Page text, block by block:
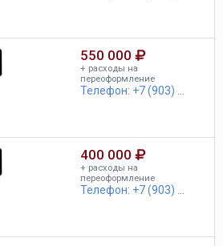
550 000
+ расходы на
переоформление
Телефон: +7 (903) ...
400 000
+ расходы на
переоформление
Телефон: +7 (903) ...